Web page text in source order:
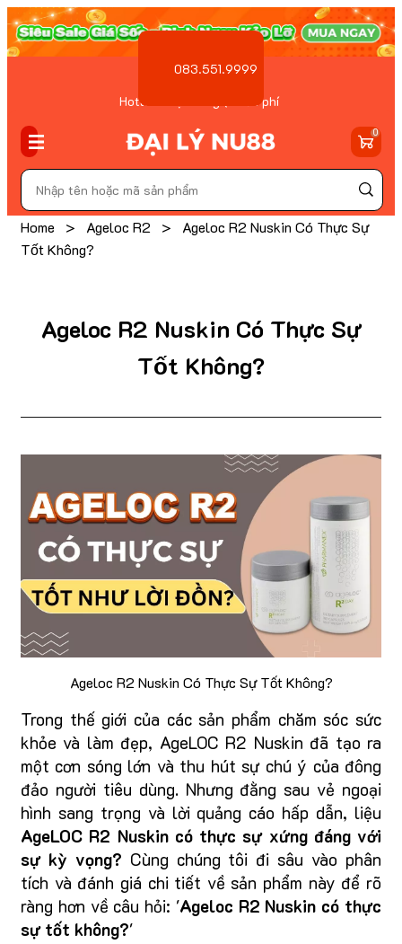
Hotline Đặt hàng ( Miễn phí
083.551.9999
0
Home > Ageloc R2 >
Ageloc R2 Nuskin Có Thực Sự
Tốt Không?
Ageloc R2 Nuskin Có Thực Sự
Tốt Không?
Ageloc R2 Nuskin Có Thực Sự Tốt Không?
Trong thế giới của các sản phẩm chăm sóc sức
khỏe và làm đẹp, AgeLOC R2 Nuskin đã tạo ra
một cơn sóng lớn và thu hút sự chú ý của đông
đảo người tiêu dùng. Nhưng đằng sau vẻ ngoại
hình sang trọng và lời quảng cáo hấp dẫn, liệu
AgeLOC R2 Nuskin có thực sự xứng đáng với
sự kỳ vọng? Cùng chúng tôi đi sâu vào phân
tích và đánh giá chi tiết về sản phẩm này để rõ
ràng hơn về câu hỏi: 'Ageloc R2 Nuskin có thực
sự tốt không?'